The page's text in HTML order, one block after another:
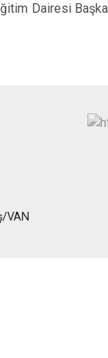
Dairesi
VAN